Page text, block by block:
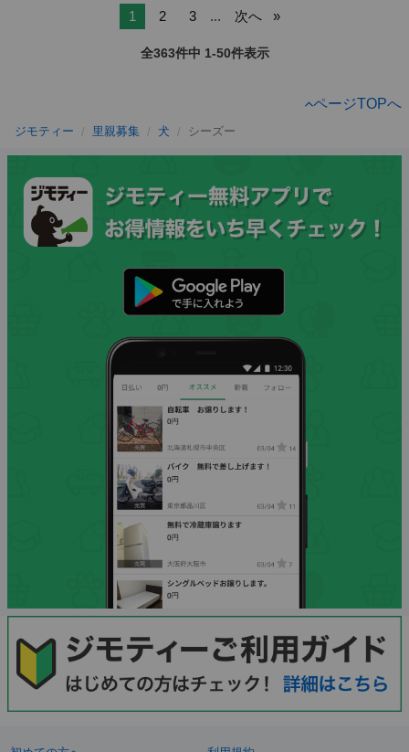
1 2 3 ... 次へ
全363件中 1-50件表示
ページTOPへ
ジモティー 里親募集 犬 シーズー